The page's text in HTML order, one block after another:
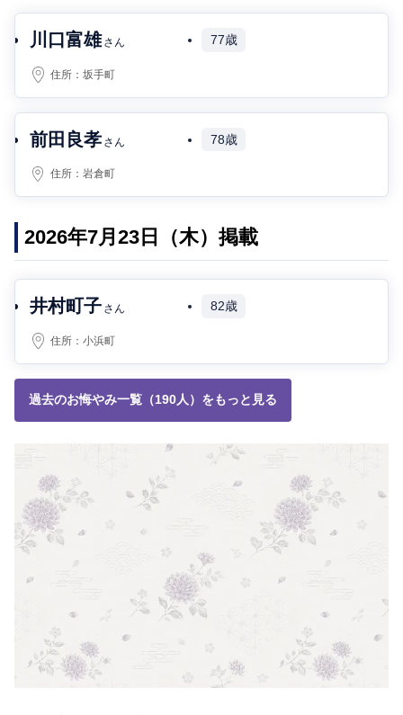
川口富雄 さん 77歳
住所：坂手町
前田良孝 さん 78歳
住所：岩倉町
2026年7月23日（木）掲載
井村町子 さん 82歳
住所：小浜町
過去のお悔やみ一覧（190人）をもっと見る